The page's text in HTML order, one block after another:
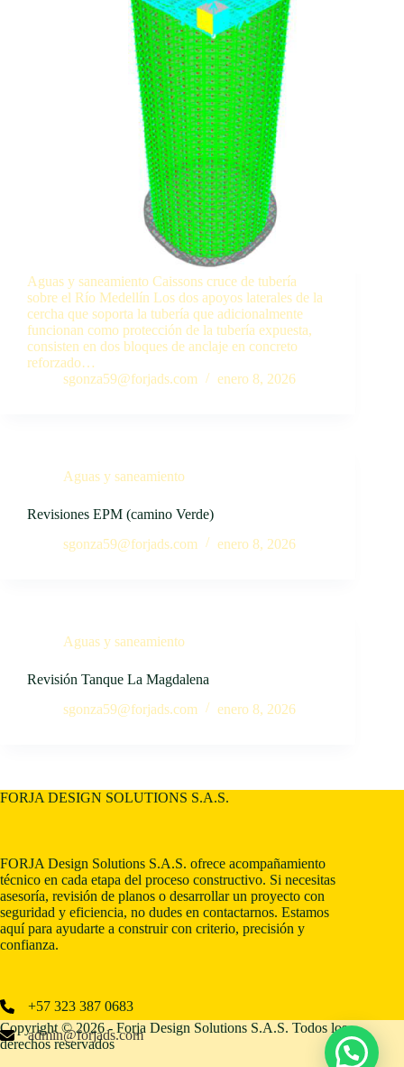
Aguas y saneamiento Caissons cruce de tubería
sobre el Río Medellín Los dos apoyos laterales de la
cercha que soporta la tubería que adicionalmente
funcionan como protección de la tubería expuesta,
consisten en dos bloques de anclaje en concreto
reforzado…
sgonza59@forjads.com
enero 8, 2026
Aguas y saneamiento
Revisiones EPM (camino Verde)
sgonza59@forjads.com
enero 8, 2026
Aguas y saneamiento
Revisión Tanque La Magdalena
sgonza59@forjads.com
enero 8, 2026
FORJA DESIGN SOLUTIONS S.A.S.
FORJA Design Solutions S.A.S. ofrece acompañamiento
técnico en cada etapa del proceso constructivo. Si necesitas
asesoría, revisión de planos o desarrollar un proyecto con
seguridad y eficiencia, no dudes en contactarnos. Estamos
aquí para ayudarte a construir con criterio, precisión y
confianza.
+57 323 387 0683
admin@forjads.com
Copyright © 2026 - Forja Design Solutions S.A.S. Todos los
derechos reservados